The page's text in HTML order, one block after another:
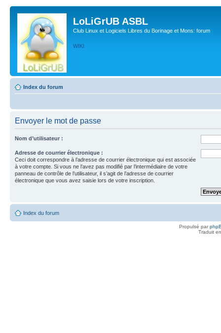
LoLiGrUB ASBL
Club Linux et Logiciels Libres du Borinage et Mons: forum
WIKI
Index du forum
Envoyer le mot de passe
Nom d’utilisateur :
Adresse de courrier électronique :
Ceci doit correspondre à l’adresse de courrier électronique qui est associée
à votre compte. Si vous ne l’avez pas modifié par l’intermédiaire de votre
panneau de contrôle de l’utilisateur, il s’agit de l’adresse de courrier
électronique que vous avez saisie lors de votre inscription.
Index du forum
Propulsé par
Traduit